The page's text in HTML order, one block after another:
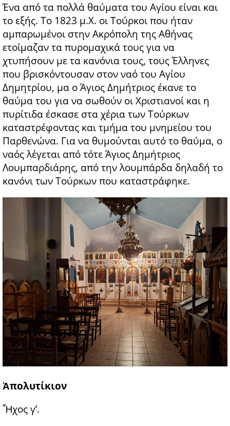
Ένα από τα πολλά θαύματα του Αγίου είναι και
το εξής. Το 1823 μ.Χ. οι Τούρκοι που ήταν
αμπαρωμένοι στην Ακρόπολη της Αθήνας
ετοίμαζαν τα πυρομαχικά τους για να
χτυπήσουν με τα κανόνια τους, τους Έλληνες
που βρισκόντουσαν στον ναό του Αγίου
Δημητρίου, μα ο Άγιος Δημήτριος έκανε το
θαύμα του για να σωθούν οι Χριστιανοί και η
πυρίτιδα έσκασε στα χέρια των Τούρκων
καταστρέφοντας και τμήμα του μνημείου του
Παρθενώνα. Για να θυμούνται αυτό το θαύμα, ο
ναός λέγεται από τότε Άγιος Δημήτριος
Λουμπαρδιάρης, από την λουμπάρδα δηλαδή το
κανόνι των Τούρκων που καταστράφηκε.
Ἀπολυτίκιον
Ἦχος γ’.